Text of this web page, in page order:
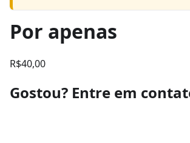
Por apenas
R$40,00
Gostou? Entre em